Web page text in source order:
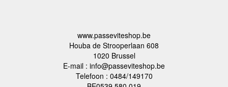
www.passeviteshop.be
Houba de Strooperlaan 608
1020 Brussel
E-mail : info@passeviteshop.be
Telefoon : 0484/149170